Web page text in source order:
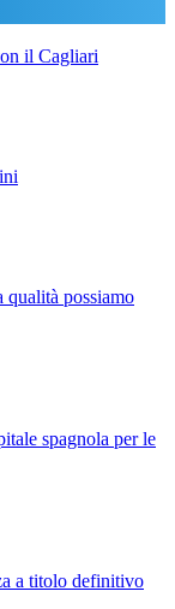
il Cagliari
qualità possiamo
spagnola per le
a titolo definitivo